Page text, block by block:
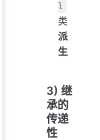
l
类
派
生
3) 继
承的
传递
性